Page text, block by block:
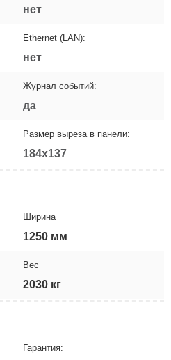
нет
Ethernet (LAN):
нет
Журнал событий:
да
Размер выреза в панели:
184x137
Ширина
1250 мм
Вес
2030 кг
Гарантия: